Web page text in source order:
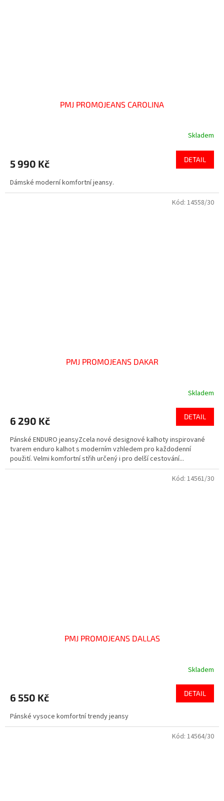
PMJ PROMOJEANS CAROLINA
Skladem
5 990 Kč DETAIL
Dámské moderní komfortní jeansy.
PMJ PROMOJEANS DAKAR
Skladem
6 290 Kč DETAIL
Pánské ENDURO jeansyZcela nové designové kalhoty inspirované
tvarem enduro kalhot s moderním vzhledem pro každodenní
použití. Velmi komfortní střih určený i pro delší cestování...
Kód: 14558/30
PMJ PROMOJEANS DALLAS
Skladem
6 550 Kč DETAIL
Pánské vysoce komfortní trendy jeansy
Kód: 14561/30
Kód: 14564/30